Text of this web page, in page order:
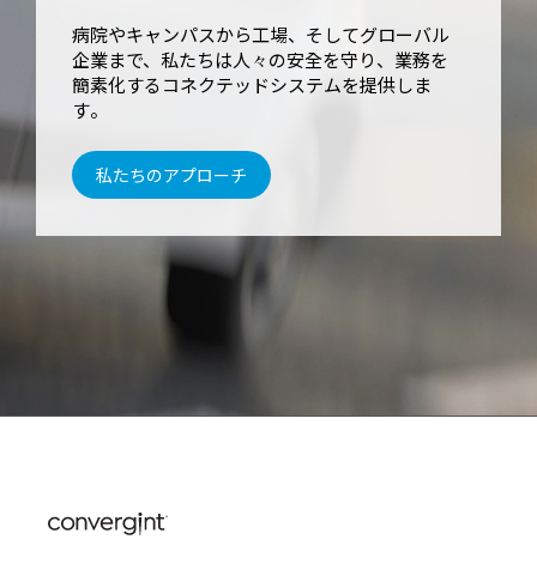
病院やキャンパスから工場、そしてグローバル
企業まで、私たちは人々の安全を守り、業務を
簡素化するコネクテッドシステムを提供しま
す。
私たちのアプローチ